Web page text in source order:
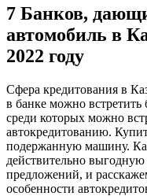
7 Банков,
автомобиль в
2022 году
Сфера кредитования в
в банке можно встретить
среди которых можно
автокредитованию.
подержанную машину.
действительно
предложений, и
особенности